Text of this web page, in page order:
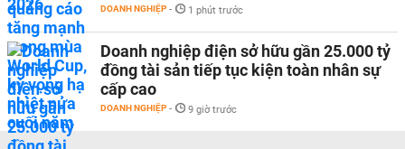
DOANH NGHIỆP - 1 phút trước
Doanh nghiệp điện sở hữu gần 25.000 tỷ
đồng tài sản tiếp tục kiện toàn nhân sự
cấp cao
DOANH NGHIỆP - 9 giờ trước